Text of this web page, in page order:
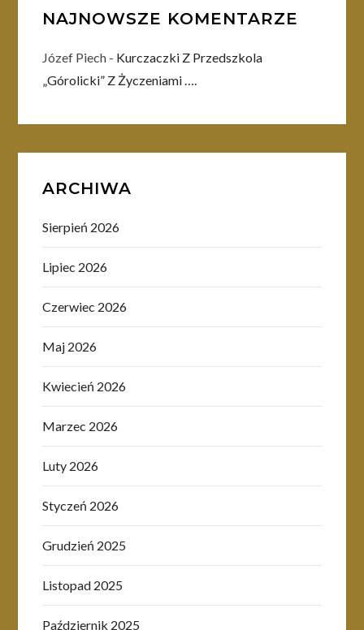
NAJNOWSZE KOMENTARZE
Józef Piech - Kurczaczki Z Przedszkola
„Górolicki” Z Życzeniami ….
ARCHIWA
Sierpień 2026
Lipiec 2026
Czerwiec 2026
Maj 2026
Kwiecień 2026
Marzec 2026
Luty 2026
Styczeń 2026
Grudzień 2025
Listopad 2025
Październik 2025